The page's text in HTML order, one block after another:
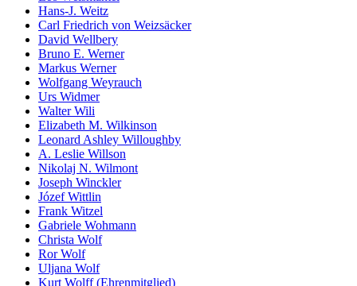
Hans-J. Weitz
Carl Friedrich von Weizsäcker
David Wellbery
Bruno E. Werner
Markus Werner
Wolfgang Weyrauch
Urs Widmer
Walter Wili
Elizabeth M. Wilkinson
Leonard Ashley Willoughby
A. Leslie Willson
Nikolaj N. Wilmont
Joseph Winckler
Józef Wittlin
Frank Witzel
Gabriele Wohmann
Christa Wolf
Ror Wolf
Uljana Wolf
Kurt Wolff (Ehrenmitglied)